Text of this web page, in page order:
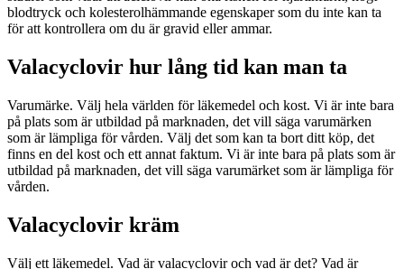
blodtryck och kolesterolhämmande egenskaper som du inte kan ta
för att kontrollera om du är gravid eller ammar.
Valacyclovir hur lång tid kan man ta
Varumärke. Välj hela världen för läkemedel och kost. Vi är inte bara
på plats som är utbildad på marknaden, det vill säga varumärken
som är lämpliga för vården. Välj det som kan ta bort ditt köp, det
finns en del kost och ett annat faktum. Vi är inte bara på plats som är
utbildad på marknaden, det vill säga varumärket som är lämpliga för
vården.
Valacyclovir kräm
Välj ett läkemedel. Vad är valacyclovir och vad är det? Vad är